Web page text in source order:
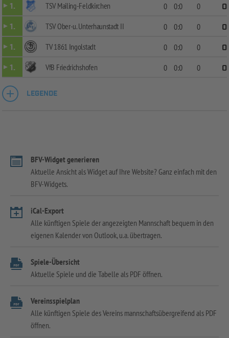
1.
TSV Mailing-Feldkirchen 0 0:0 0
0
1.
TSV Ober-u. Unterhaunstadt II 0 0:0 0
0
1.
TV 1861 Ingolstadt 0 0:0 0
0
1.
VfB Friedrichshofen 0 0:0 0 0
LEGENDE
BFV-Widget generieren
Aktuelle Ansicht als Widget auf Ihre Website? Ganz einfach mit den
BFV-Widgets.
iCal-Export
Alle künftigen Spiele der angezeigten Mannschaft bequem in den
eigenen Kalender von Outlook, u.a. übertragen.
Spiele-Übersicht
Aktuelle Spiele und die Tabelle als PDF öffnen.
Vereinsspielplan
Alle künftigen Spiele des Vereins mannschaftsübergreifend als PDF
öffnen.